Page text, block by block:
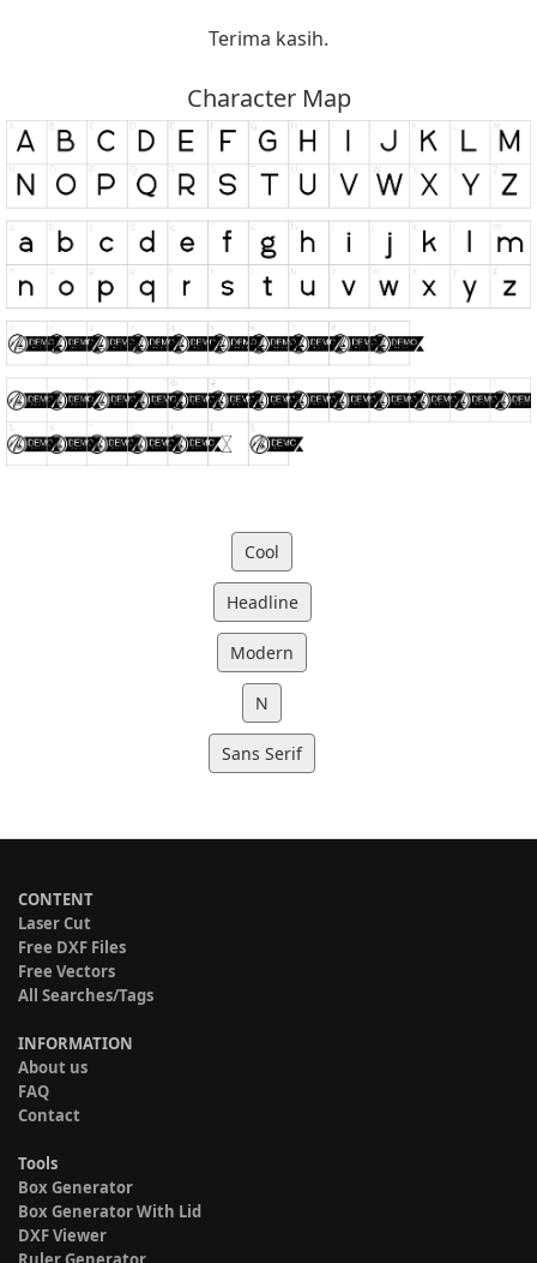
Terima kasih.
Character Map
Cool
Headline
Modern
N
Sans Serif
CONTENT
Laser Cut
Free DXF Files
Free Vectors
All Searches/Tags
INFORMATION
About us
FAQ
Contact
Tools
Box Generator
Box Generator With Lid
DXF Viewer